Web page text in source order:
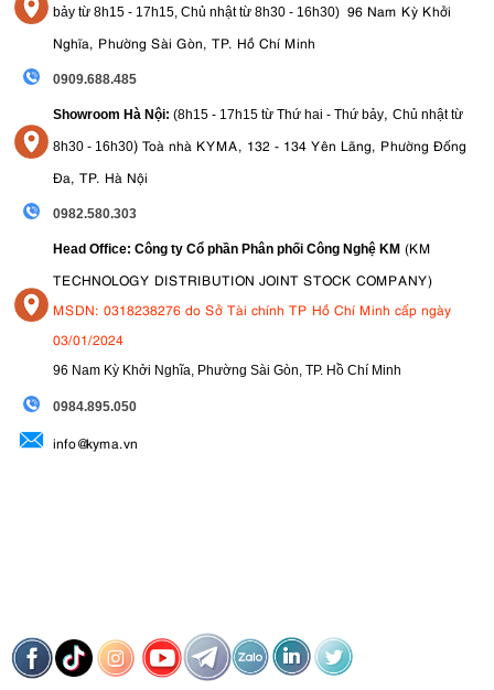
bảy từ 8h15 - 17h15, Chủ nhật từ 8h30 - 16h30) 96 Nam Kỳ Khởi
Nghĩa, Phường Sài Gòn, TP. Hồ Chí Minh
0909.688.485
Showroom Hà Nội: (8h15 - 17h15 từ Thứ hai - Thứ bảy, Chủ nhật từ
8h30 - 16h30) Toà nhà KYMA, 132 - 134 Yên Lãng, Phường Đống
Đa, TP. Hà Nội
0982.580.303
Head Office: Công ty Cổ phần Phân phối Công Nghệ KM (KM
TECHNOLOGY DISTRIBUTION JOINT STOCK COMPANY)
MSDN: 0318238276 do Sở Tài chính TP Hồ Chí Minh cấp ngày
03/01/2024
96 Nam Kỳ Khởi Nghĩa, Phường Sài Gòn, TP. Hồ Chí Minh
0984.895.050
info@kyma.vn